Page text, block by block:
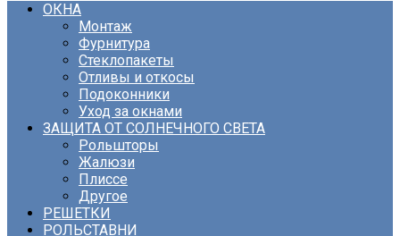
ОКНА
Монтаж
Фурнитура
Стеклопакеты
Отливы и откосы
Подоконники
Уход за окнами
ЗАЩИТА ОТ СОЛНЕЧНОГО СВЕТА
Рольшторы
Жалюзи
Плиссе
Другое
РЕШЕТКИ
РОЛЬСТАВНИ